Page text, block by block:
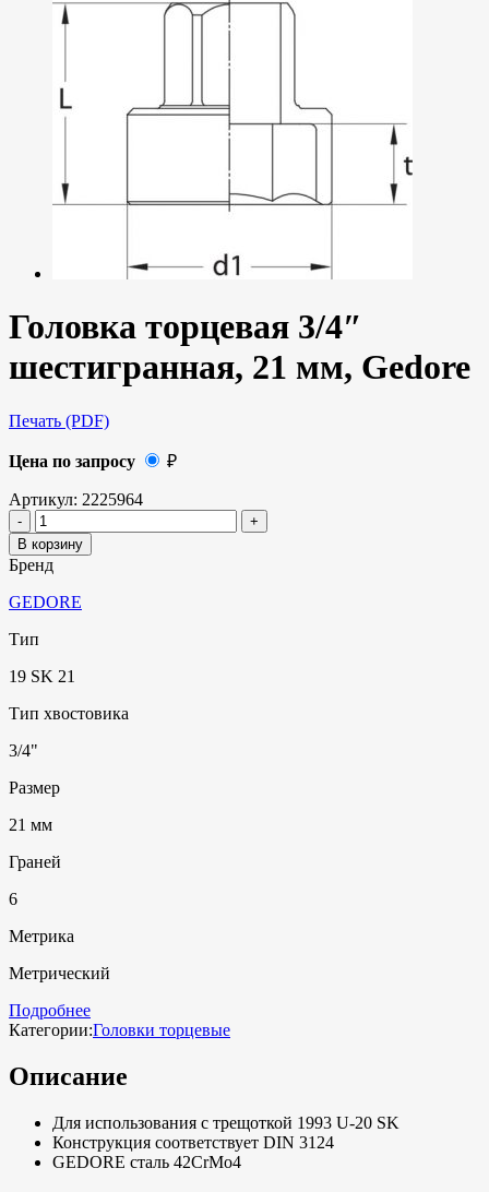
Головка торцевая 3/4″
шестигранная, 21 мм, Gedore
Печать (PDF)
Цена по запросу ₽
Артикул: 2225964
В корзину
Бренд
GEDORE
Тип
19 SK 21
Тип хвостовика
3/4"
Размер
21 мм
Граней
6
Метрика
Метрический
Подробнее
Категории:Головки торцевые
Описание
Для использования с трещоткой 1993 U-20 SK
Конструкция соответствует DIN 3124
GEDORE сталь 42CrMo4